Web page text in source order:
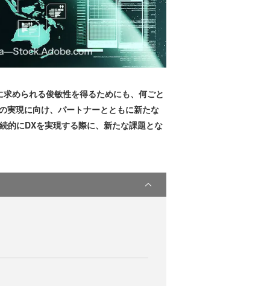
められる俊敏性を得るためにも、何ごと
実現に向け、パートナーとともに新たな
にDXを実現する際に、新たな課題とな